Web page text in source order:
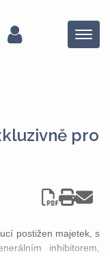
Menu
pro
postižen majetek, s
inhibitorem,